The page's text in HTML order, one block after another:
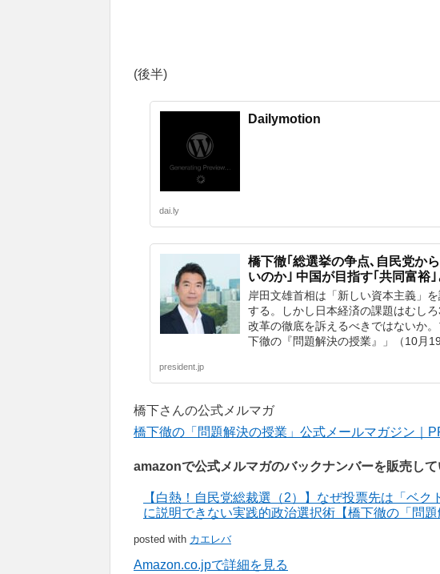
(後半)
Dailymotion
dai.ly
橋下徹｢総選挙の争点､自民党か
いのか｣ 中国が目指す｢共同富裕
岸田文雄首相は「新しい資本主義」
する。しかし日本経済の課題はむし
改革の徹底を訴えるべきではないか
下徹の『問題解決の授業』」（10月
president.jp
橋下さんの公式メルマガ
橋下徹の「問題解決の授業」公式メールマガジン｜
amazonで公式メルマガのバックナンバーを販売して
【白熱！自民党総裁選（2）】なぜ投票先は「ベ
に説明できない実践的政治選択術【橋下徹の「問
posted with カエレバ
Amazon.co.jpで詳細を見る